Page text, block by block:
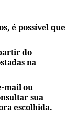
é possível que
do
na
mail ou
sua
escolhida.